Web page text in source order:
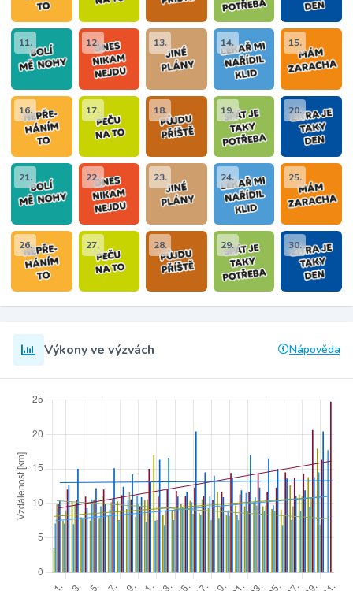
11. 12. 13. 14. 15.
16. 17. 18. 19. 20.
21. 22. 23. 24. 25.
26. 27. 28. 29. 30.
Výkony ve výzvách Nápověda